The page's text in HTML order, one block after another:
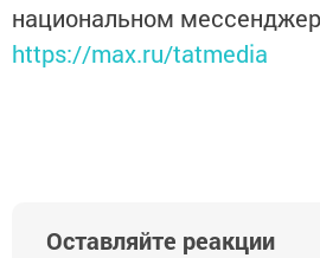
национальном
https://max.ru/tatmedia
Оставляйте реакции